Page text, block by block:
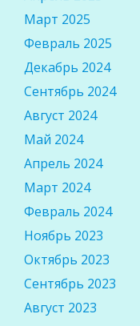
Март 2025
Февраль 2025
Декабрь 2024
Сентябрь 2024
Август 2024
Май 2024
Апрель 2024
Март 2024
Февраль 2024
Ноябрь 2023
Октябрь 2023
Сентябрь 2023
Август 2023